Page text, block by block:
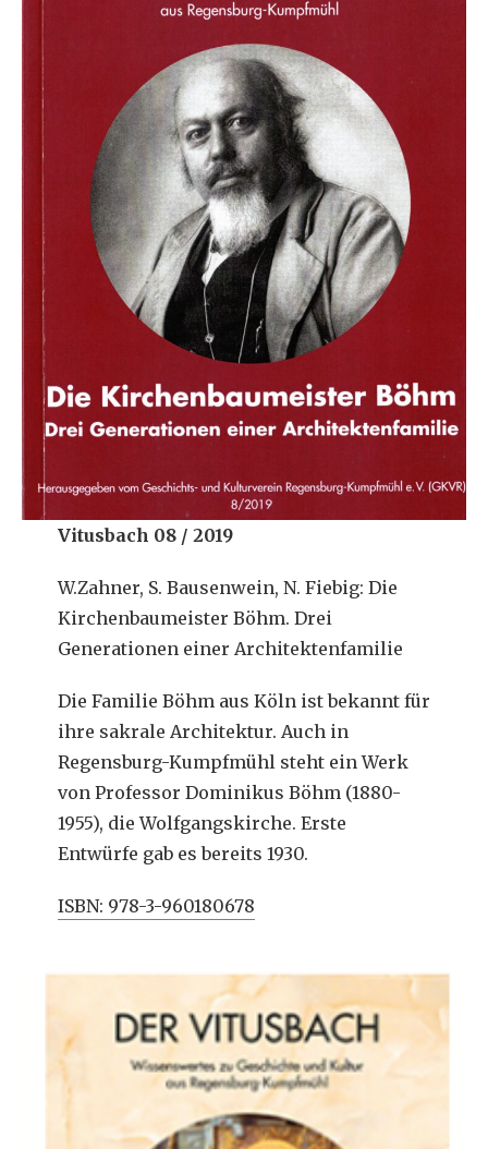
Vitusbach 08 / 2019
W.Zahner, S. Bausenwein, N. Fiebig: Die
Kirchenbaumeister Böhm. Drei
Generationen einer Architektenfamilie
Die Familie Böhm aus Köln ist bekannt für
ihre sakrale Architektur. Auch in
Regensburg-Kumpfmühl steht ein Werk
von Professor Dominikus Böhm (1880-
1955), die Wolfgangskirche. Erste
Entwürfe gab es bereits 1930.
ISBN: 978-3-960180678